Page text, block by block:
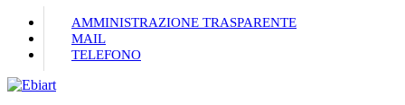
Skip
main
content
AMMINISTRAZIONE TRASPARENTE
MAIL
TELEFONO